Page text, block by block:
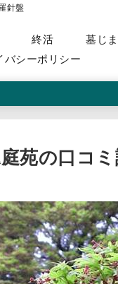
針盤
終活 墓じ
バシーポリシー
苑の口コ